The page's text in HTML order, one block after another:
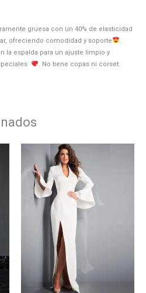
gruesa con un 40% de elasticidad
ofreciendo comodidad y soporte
.
la espalda para un ajuste limpio y
. No tiene copas ni corset.